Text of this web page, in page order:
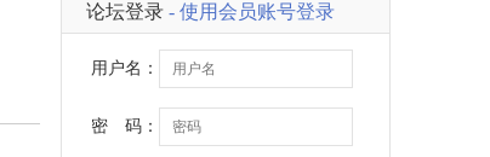
论坛登录 - 使用会员账号登录
用户名：
密 码：